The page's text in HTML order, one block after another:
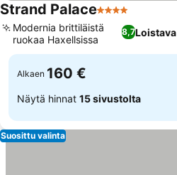
Strand Palace4 Tähtiluokitus
8,7Loistava
Modernia brittiläistä
ruokaa Haxellsissa
Alkaen 160 €
Näytä hinnat 15 sivustolta
Suosittu valinta